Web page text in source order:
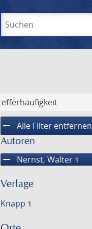
remove Alle Filter entfernen
Autoren
remove Nernst, Walter 1
Verlage
Knapp 1